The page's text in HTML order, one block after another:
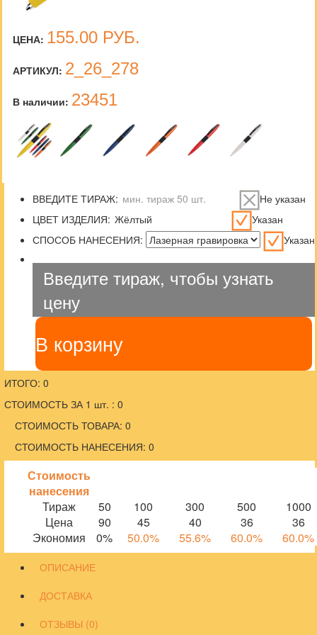
ЦЕНА: 155.00 РУБ.
АРТИКУЛ: 2_26_278
В наличии: 23451
ВВЕДИТЕ ТИРАЖ:
Не указан
ЦВЕТ ИЗДЕЛИЯ:
Указан
СПОСОБ НАНЕСЕНИЯ:
Указан
Введите тираж, чтобы узнать
цену
В корзину
ИТОГО: 0
СТОИМОСТЬ ЗА 1 шт. : 0
СТОИМОСТЬ ТОВАРА: 0
СТОИМОСТЬ НАНЕСЕНИЯ: 0
Стоимость
нанесения
Тираж
50 100 300 500
1000
Цена
90 45 40 36
36
Экономия
0% 50.0% 55.6% 60.0% 60.0%
ОПИСАНИЕ
ДОСТАВКА
ОТЗЫВЫ (0)